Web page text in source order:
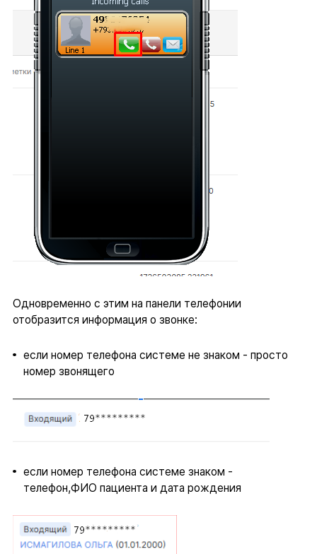
Одновременно с этим на панели телефонии
отобразится информация о звонке:
если номер телефона системе не знаком - просто
номер звонящего
если номер телефона системе знаком -
телефон,ФИО пациента и дата рождения